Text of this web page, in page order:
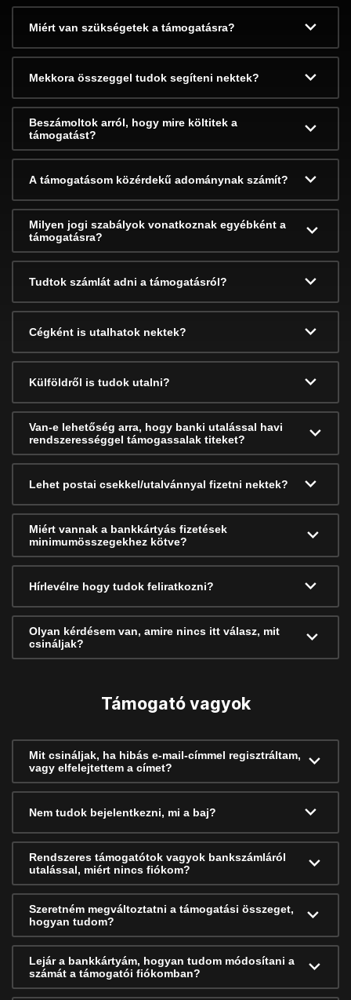
Miért van szükségetek a támogatásra?
Mekkora összeggel tudok segíteni nektek?
Beszámoltok arról, hogy mire költitek a
támogatást?
A támogatásom közérdekű adománynak számít?
Milyen jogi szabályok vonatkoznak egyébként a
támogatásra?
Tudtok számlát adni a támogatásról?
Cégként is utalhatok nektek?
Külföldről is tudok utalni?
Van-e lehetőség arra, hogy banki utalással havi
rendszerességgel támogassalak titeket?
Lehet postai csekkel/utalvánnyal fizetni nektek?
Miért vannak a bankkártyás fizetések
minimumösszegekhez kötve?
Hírlevélre hogy tudok feliratkozni?
Olyan kérdésem van, amire nincs itt válasz, mit
csináljak?
Támogató vagyok
Mit csináljak, ha hibás e-mail-címmel regisztráltam,
vagy elfelejtettem a címet?
Nem tudok bejelentkezni, mi a baj?
Rendszeres támogatótok vagyok bankszámláról
utalással, miért nincs fiókom?
Szeretném megváltoztatni a támogatási összeget,
hogyan tudom?
Lejár a bankkártyám, hogyan tudom módosítani a
számát a támogatói fiókomban?